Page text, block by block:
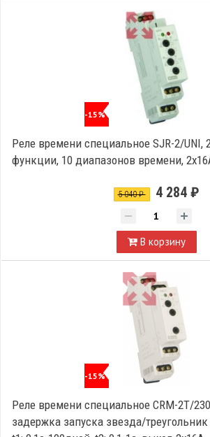
-15%
Реле времени специальное SJR-2/UNI,
функции, 10 диапазонов времени,
5 040 ₽ 4 284 ₽
В корзину
-15%
Реле времени специальное CRM-2T/
задержка запуска звезда/